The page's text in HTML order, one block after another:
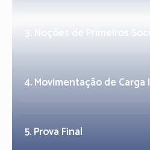
3. Noções de Primeiros
4. Movimentação de Carga
5. Prova Final